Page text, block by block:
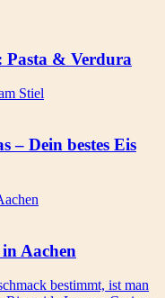
Pasta & Verdura
– Dein bestes Eis
Aachen